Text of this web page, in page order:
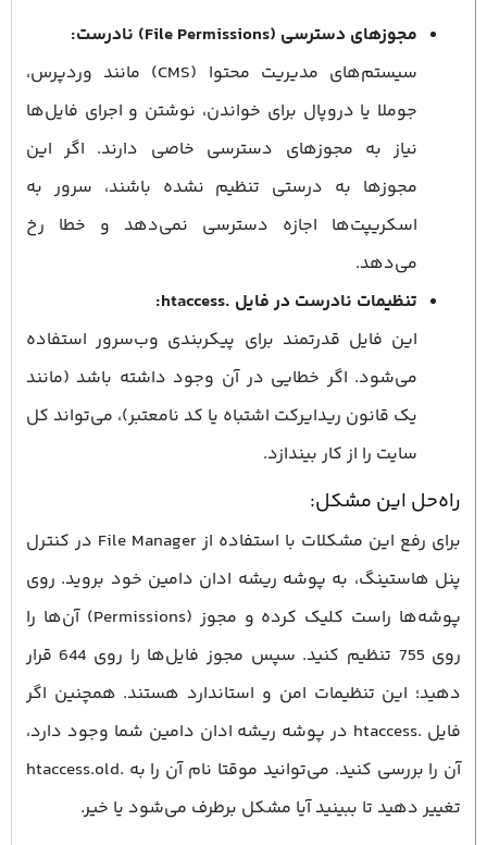
مجوزهای دسترسی (File Permissions) نادرست:
سیستم‌های مدیریت محتوا (CMS) مانند وردپرس،
جوملا یا دروپال برای خواندن، نوشتن و اجرای فایل‌ها
نیاز به مجوزهای دسترسی خاصی دارند. اگر این
مجوزها به درستی تنظیم نشده باشند، سرور به
اسکریپت‌ها اجازه دسترسی نمی‌دهد و خطا رخ
می‌دهد.
تنظیمات نادرست در فایل .htaccess:
این فایل قدرتمند برای پیکربندی وب‌سرور استفاده
می‌شود. اگر خطایی در آن وجود داشته باشد (مانند
یک قانون ریدایرکت اشتباه یا کد نامعتبر)، می‌تواند کل
سایت را از کار بیندازد.
راه‌حل این مشکل:
برای رفع این مشکلات با استفاده از File Manager در کنترل
پنل هاستینگ، به پوشه ریشه ادان دامین خود بروید. روی
پوشه‌ها راست کلیک کرده و مجوز (Permissions) آن‌ها را
روی 755 تنظیم کنید. سپس مجوز فایل‌ها را روی 644 قرار
دهید؛ این تنظیمات امن و استاندارد هستند. همچنین اگر
فایل .htaccess در پوشه ریشه ادان دامین شما وجود دارد،
آن را بررسی کنید. می‌توانید موقتا نام آن را به .htaccess.old
تغییر دهید تا ببینید آیا مشکل برطرف می‌شود یا خیر.